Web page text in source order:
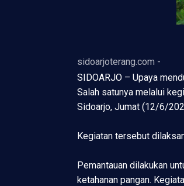
sidoarjoterang.com -
SIDOARJO – Upaya
Salah satunya melalui
Sidoarjo, Jumat (12/6/
Kegiatan tersebut
Pemantauan dilakukan
ketahanan pangan.